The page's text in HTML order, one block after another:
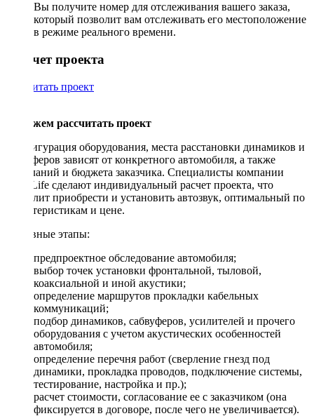
Вы получите номер для отслеживания вашего заказа,
который позволит вам отслеживать его местоположение
в режиме реального времени.
Рассчет проекта
Рассчитать проект
Поможем рассчитать проект
Конфигурация оборудования, места расстановки динамиков и
сабвуферов зависят от конкретного автомобиля, а также
пожеланий и бюджета заказчика. Специалисты компании
DriveLife сделают индивидуальный расчет проекта, что
позволит приобрести и установить автозвук, оптимальный по
характеристикам и цене.
Основные этапы:
предпроектное обследование автомобиля;
выбор точек установки фронтальной, тыловой,
коаксиальной и иной акустики;
определение маршрутов прокладки кабельных
коммуникаций;
подбор динамиков, сабвуферов, усилителей и прочего
оборудования с учетом акустических особенностей
автомобиля;
определение перечня работ (сверление гнезд под
динамики, прокладка проводов, подключение системы,
тестирование, настройка и пр.);
расчет стоимости, согласование ее с заказчиком (она
фиксируется в договоре, после чего не увеличивается).